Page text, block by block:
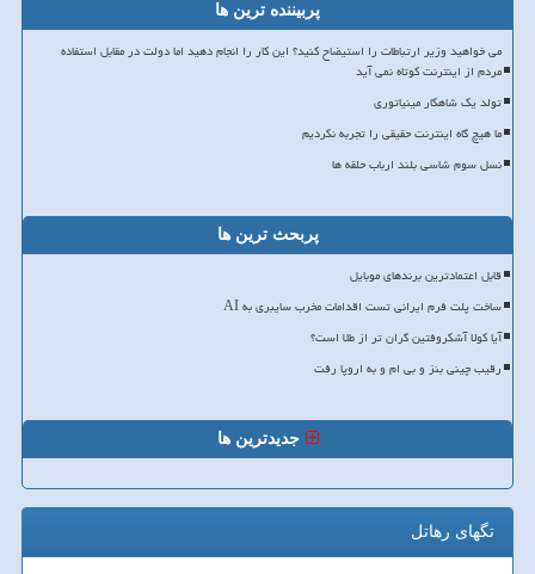
پربیننده ترین ها
می خواهید وزیر ارتباطات را استیضاح کنید؟ این کار را انجام دهید اما دولت در مقابل استفاده
مردم از اینترنت کوتاه نمی آید
تولد یک شاهکار مینیاتوری
ما هیچ گاه اینترنت حقیقی را تجربه نکردیم
نسل سوم شاسی بلند ارباب حلقه ها
پربحث ترین ها
قابل اعتمادترین برندهای موبایل
ساخت پلت فرم ایرانی تست اقدامات مخرب سایبری به AI
آیا کولا آشکروفتین گران تر از طلا است؟
رقیب چینی بنز و بی ام و به اروپا رفت
جدیدترین ها
تگهای رهاتل